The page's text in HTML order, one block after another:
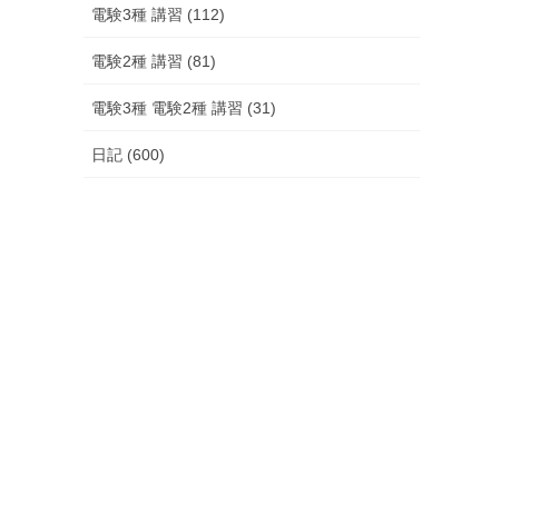
電験3種 講習 (112)
電験2種 講習 (81)
電験3種 電験2種 講習 (31)
日記 (600)